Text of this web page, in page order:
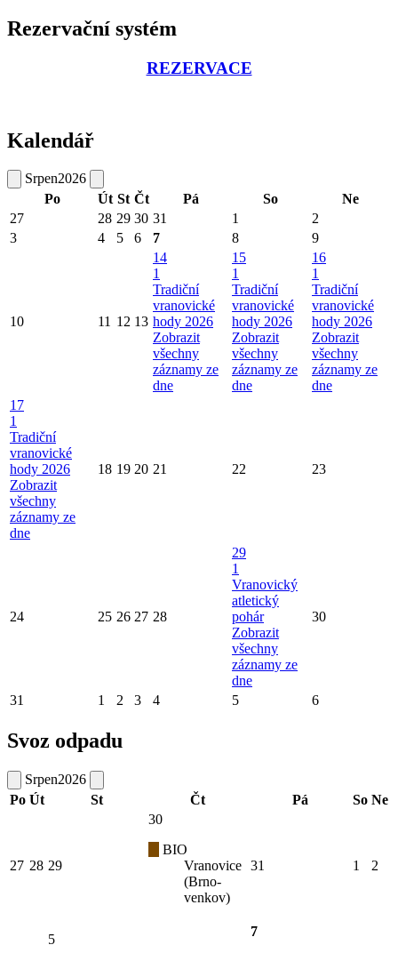
Rezervační systém
REZERVACE
Kalendář
Srpen2026
Po
Út St Čt Pá So
Ne
27
28 29 30 31 1
2
3
4 5 6 7 8 9
10 11 12 13
14
1
Tradiční
vranovické
hody 2026
Zobrazit
všechny
záznamy ze
dne
15
1
Tradiční
vranovické
hody 2026
Zobrazit
všechny
záznamy ze
dne
16
1
Tradiční
vranovické
hody 2026
Zobrazit
všechny
záznamy ze
dne
17
1
Tradiční
vranovické
hody 2026
Zobrazit
všechny
záznamy ze
dne
18 19 20 21 22 23
24 25 26 27 28
29
1
Vranovický
atletický
pohár
Zobrazit
všechny
záznamy ze
dne
30
31 1 2 3 4 5 6
Svoz odpadu
Srpen2026
Po Út St Čt Pá So Ne
27 28 29
30
BIO
Vranovice
(Brno-
venkov)
31 1 2
5
7